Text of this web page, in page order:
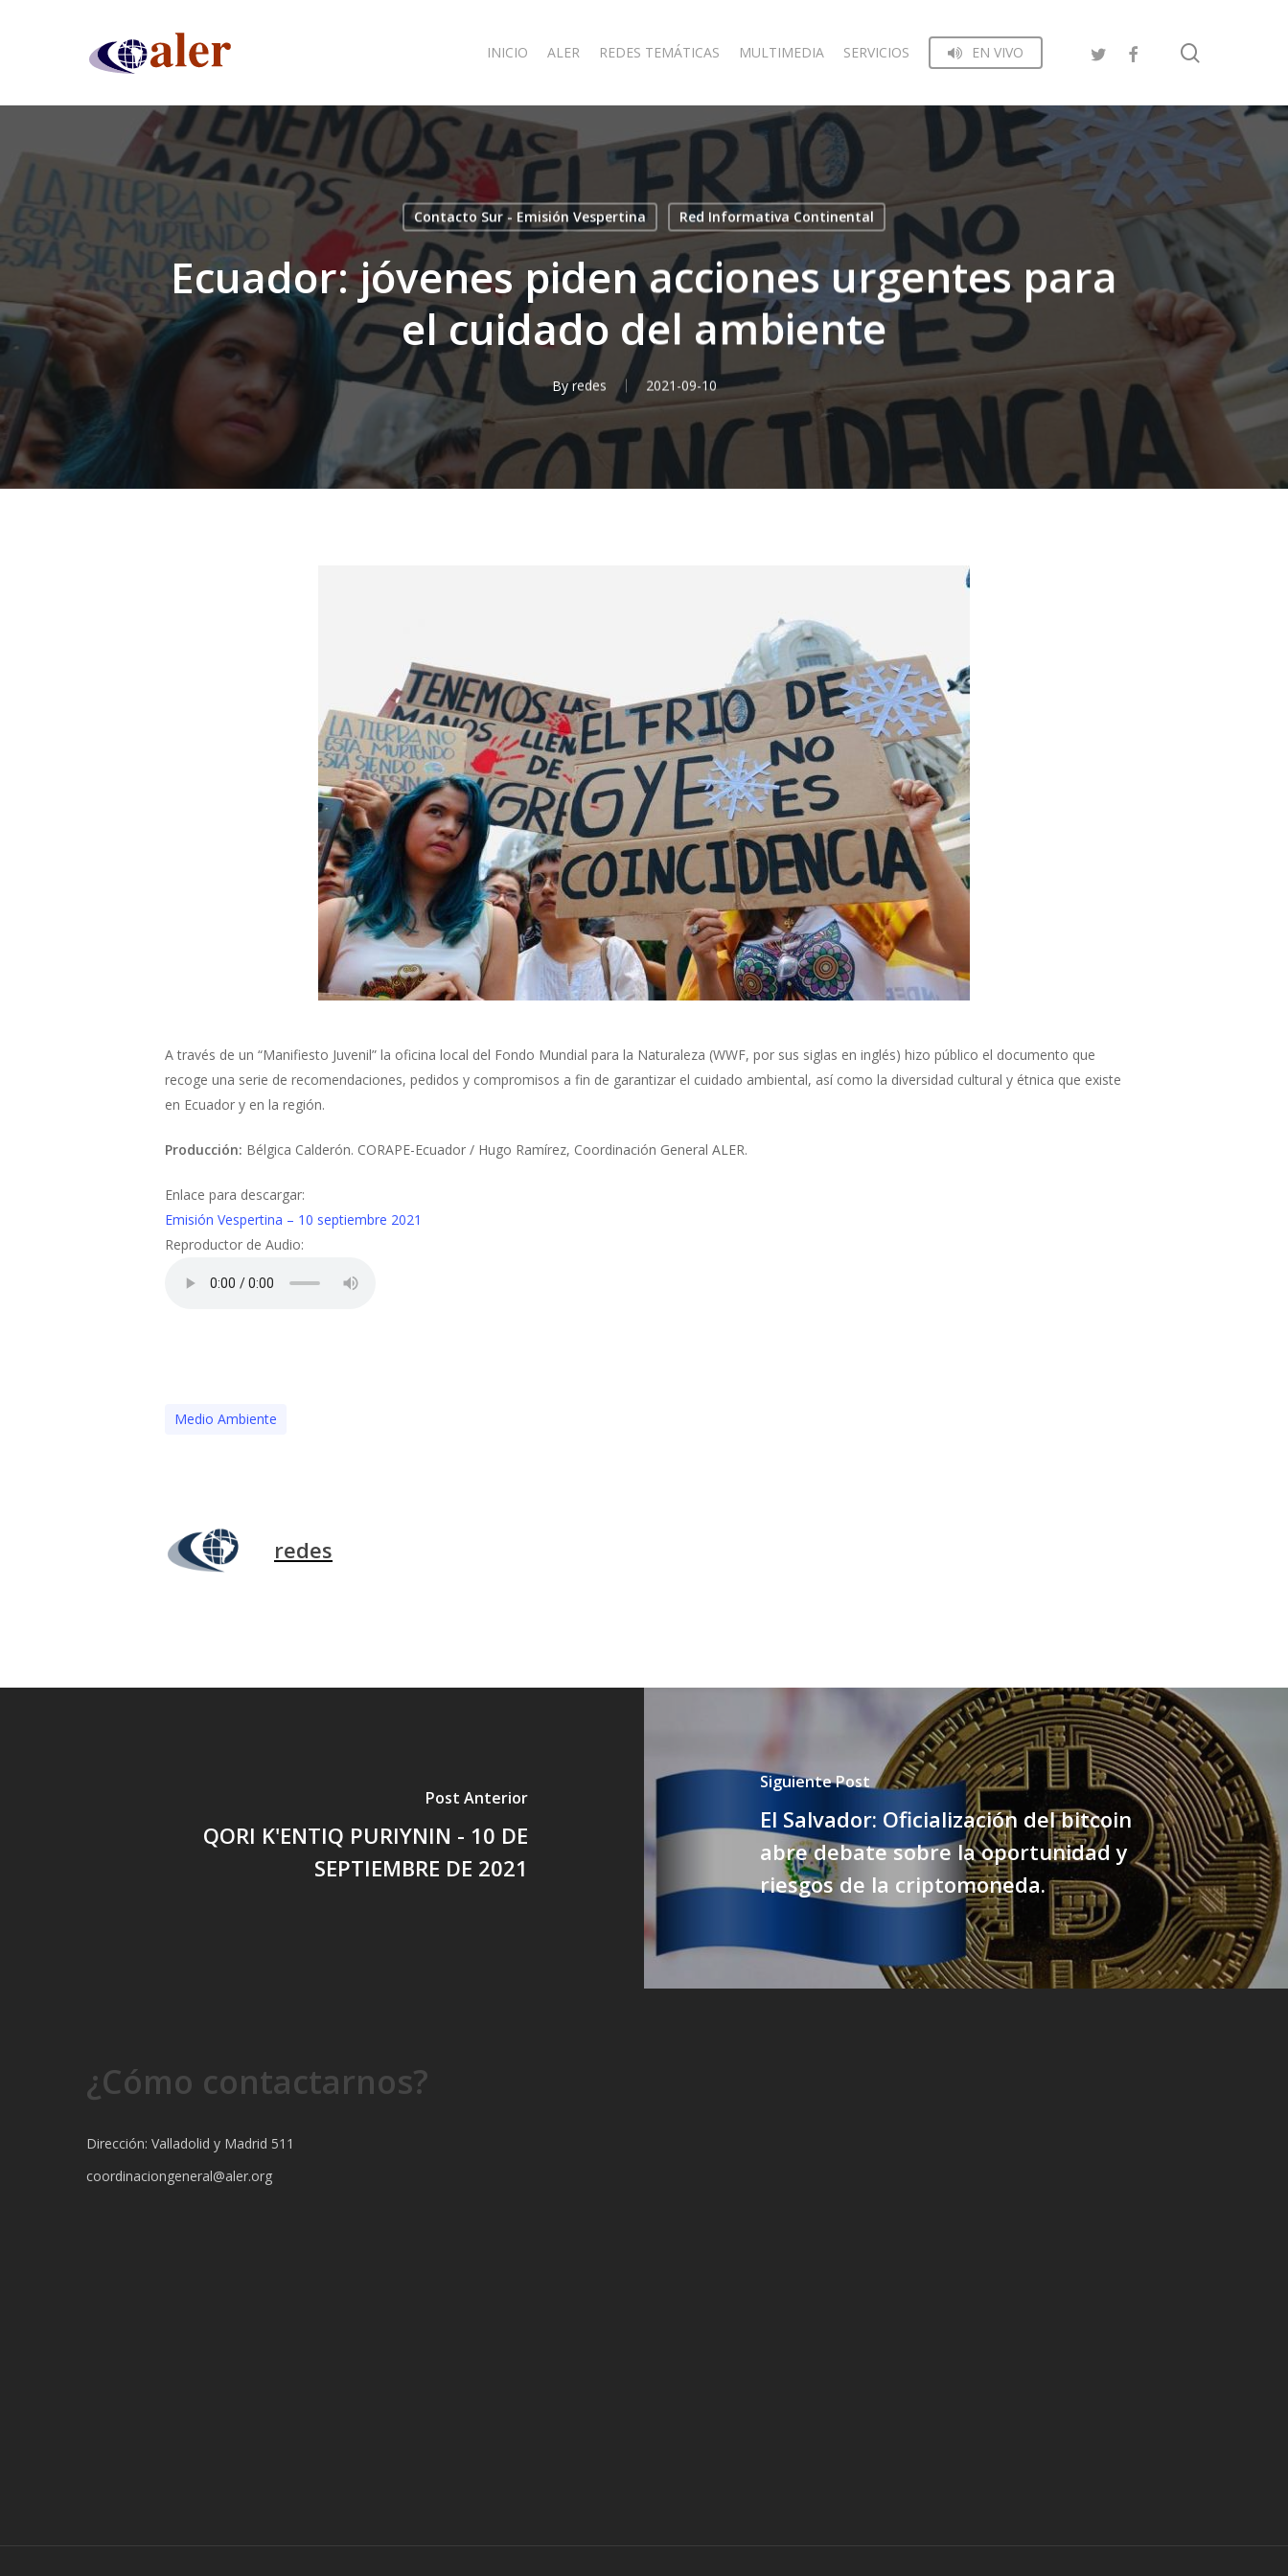
INICIO ALER REDES TEMÁTICAS MULTIMEDIA SERVICIOS EN VIVO
Contacto Sur - Emisión Vespertina Red Informativa Continental
Ecuador: jóvenes piden acciones urgentes para
el cuidado del ambiente
By redes 2021-09-10
A través de un “Manifiesto Juvenil” la oficina local del Fondo Mundial para la Naturaleza (WWF, por sus siglas en inglés) hizo público el documento que
recoge una serie de recomendaciones, pedidos y compromisos a fin de garantizar el cuidado ambiental, así como la diversidad cultural y étnica que existe
en Ecuador y en la región.
Producción: Bélgica Calderón. CORAPE-Ecuador / Hugo Ramírez, Coordinación General ALER.
Enlace para descargar:
Emisión Vespertina – 10 septiembre 2021
Reproductor de Audio:
Medio Ambiente
redes
Post Anterior
QORI K'ENTIQ PURIYNIN - 10 DE
SEPTIEMBRE DE 2021
Siguiente Post
El Salvador: Oficialización del bitcoin
abre debate sobre la oportunidad y
riesgos de la criptomoneda.
¿Cómo contactarnos?
Dirección: Valladolid y Madrid 511
coordinaciongeneral@aler.org